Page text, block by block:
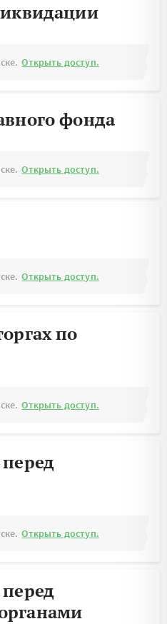
Открыть доступ.
фонда
Открыть доступ.
Открыть доступ.
по
Открыть доступ.
Открыть доступ.